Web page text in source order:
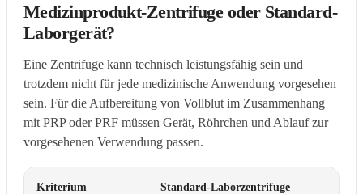
Medizinprodukt-Zentrifuge oder Standard-
Laborgerät?
Eine Zentrifuge kann technisch leistungsfähig sein und
trotzdem nicht für jede medizinische Anwendung vorgesehen
sein. Für die Aufbereitung von Vollblut im Zusammenhang
mit PRP oder PRF müssen Gerät, Röhrchen und Ablauf zur
vorgesehenen Verwendung passen.
Kriterium Standard-Laborzentrifuge